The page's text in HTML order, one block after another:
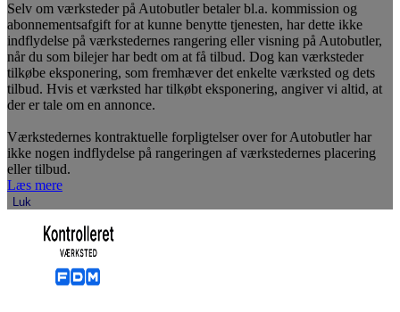
Selv om værksteder på Autobutler betaler bl.a. kommission og
abonnementsafgift for at kunne benytte tjenesten, har dette ikke
indflydelse på værkstedernes rangering eller visning på Autobutler,
når du som bilejer har bedt om at få tilbud. Dog kan værksteder
tilkøbe eksponering, som fremhæver det enkelte værksted og dets
tilbud. Hvis et værksted har tilkøbt eksponering, angiver vi altid, at
der er tale om en annonce.
Værkstedernes kontraktuelle forpligtelser over for Autobutler har
ikke nogen indflydelse på rangeringen af værkstedernes placering
eller tilbud.
Læs mere
Luk